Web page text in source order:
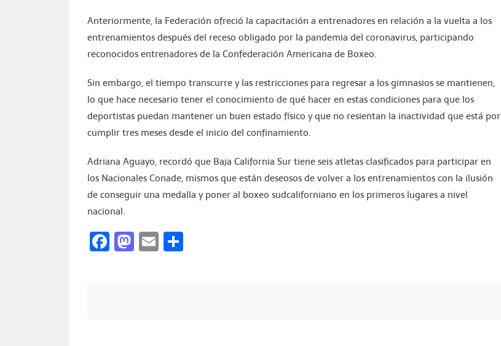
Anteriormente, la Federación ofreció la capacitación a entrenadores en relación a la vuelta a los
entrenamientos después del receso obligado por la pandemia del coronavirus, participando
reconocidos entrenadores de la Confederación Americana de Boxeo.
Sin embargo, el tiempo transcurre y las restricciones para regresar a los gimnasios se mantienen,
lo que hace necesario tener el conocimiento de qué hacer en estas condiciones para que los
deportistas puedan mantener un buen estado físico y que no resientan la inactividad que está por
cumplir tres meses desde el inicio del confinamiento.
Adriana Aguayo, recordó que Baja California Sur tiene seis atletas clasificados para participar en
los Nacionales Conade, mismos que están deseosos de volver a los entrenamientos con la ilusión
de conseguir una medalla y poner al boxeo sudcaliforniano en los primeros lugares a nivel
nacional.
Facebook
Mastodon
Email